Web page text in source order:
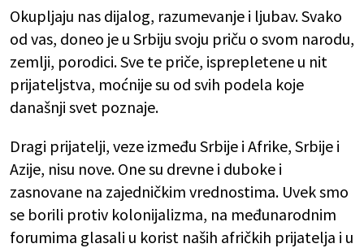
Okupljaju nas dijalog, razumevanje i ljubav. Svako
od vas, doneo je u Srbiju svoju priču o svom narodu,
zemlji, porodici. Sve te priče, isprepletene u nit
prijateljstva, moćnije su od svih podela koje
današnji svet poznaje.
Dragi prijatelji, veze između Srbije i Afrike, Srbije i
Azije, nisu nove. One su drevne i duboke i
zasnovane na zajedničkim vrednostima. Uvek smo
se borili protiv kolonijalizma, na međunarodnim
forumima glasali u korist naših afričkih prijatelja i u